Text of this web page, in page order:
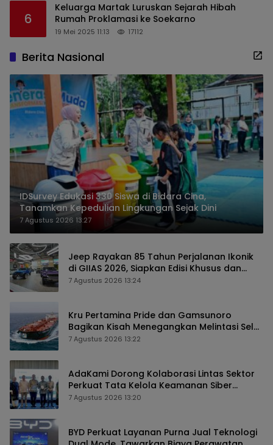
6
Keluarga Martak Luruskan Sejarah Hibah
Rumah Proklamasi ke Soekarno
19 Mei 2025 11:13 17112
Berita Nasional
IDSurvey Edukasi 330 Siswa di Bidara Cina,
Tanamkan Kepedulian Lingkungan Sejak Dini
7 Agustus 2026 13:27
Jeep Rayakan 85 Tahun Perjalanan Ikonik
di GIIAS 2026, Siapkan Edisi Khusus dan
Perkuat Pengalaman Pelanggan
7 Agustus 2026 13:24
Kru Pertamina Pride dan Gamsunoro
Bagikan Kisah Menegangkan Melintasi Selat
Hormuz di Tengah Konflik
7 Agustus 2026 13:22
AdaKami Dorong Kolaborasi Lintas Sektor
Perkuat Tata Kelola Keamanan Siber
Berbasis AI
7 Agustus 2026 13:20
BYD Perkuat Layanan Purna Jual Teknologi